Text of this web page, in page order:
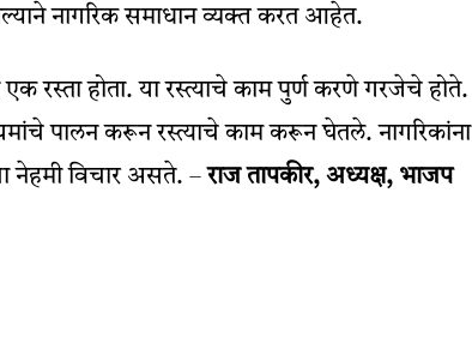
नागरिक समाधान व्यक्त करत आहेत.
एक रस्ता होता. या रस्त्याचे काम पुर्ण करणे गरजेचे होते.
पालन करून रस्त्याचे काम करून घेतले. नागरिकांना
नेहमी विचार असते. – राज तापकीर, अध्यक्ष, भाजप